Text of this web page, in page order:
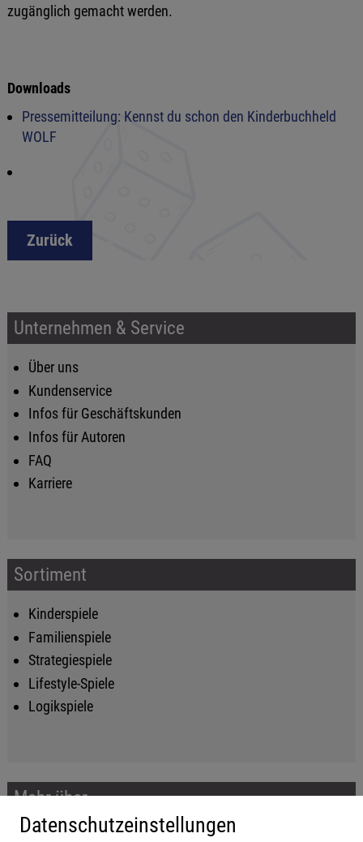
zugänglich gemacht werden.
Downloads
Pressemitteilung: Kennst du schon den Kinderbuchheld
WOLF
Zurück
Unternehmen & Service
Über uns
Kundenservice
Infos für Geschäftskunden
Infos für Autoren
FAQ
Karriere
Sortiment
Kinderspiele
Familienspiele
Strategiespiele
Lifestyle-Spiele
Logikspiele
Mehr über...
Impressum
Datenschutzeinstellungen